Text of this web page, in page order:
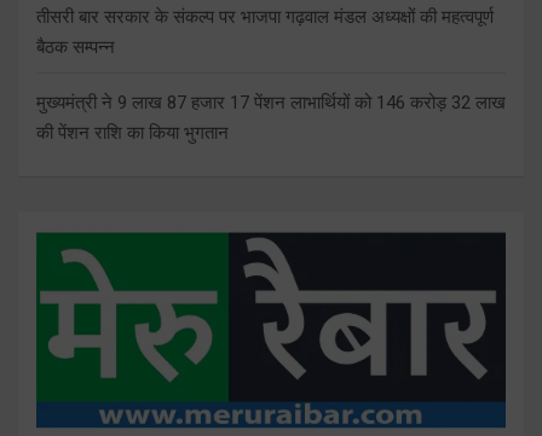
तीसरी बार सरकार के संकल्प पर भाजपा गढ़वाल मंडल अध्यक्षों की महत्वपूर्ण
बैठक सम्पन्न
मुख्यमंत्री ने 9 लाख 87 हजार 17 पेंशन लाभार्थियों को 146 करोड़ 32 लाख
की पेंशन राशि का किया भुगतान